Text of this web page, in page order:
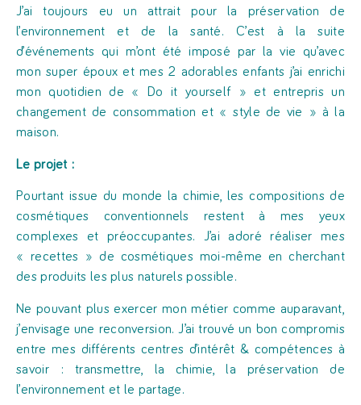
J’ai toujours eu un attrait pour la préservation de
l’environnement et de la santé. C’est à la suite
d’événements qui m’ont été imposé par la vie qu’avec
mon super époux et mes 2 adorables enfants j’ai enrichi
mon quotidien de « Do it yourself » et entrepris un
changement de consommation et « style de vie » à la
maison.
Le projet :
Pourtant issue du monde la chimie, les compositions de
cosmétiques conventionnels restent à mes yeux
complexes et préoccupantes. J’ai adoré réaliser mes
« recettes » de cosmétiques moi-même en cherchant
des produits les plus naturels possible.
Ne pouvant plus exercer mon métier comme auparavant,
j’envisage une reconversion. J’ai trouvé un bon compromis
entre mes différents centres d’intérêt & compétences à
savoir : transmettre, la chimie, la préservation de
l’environnement et le partage.